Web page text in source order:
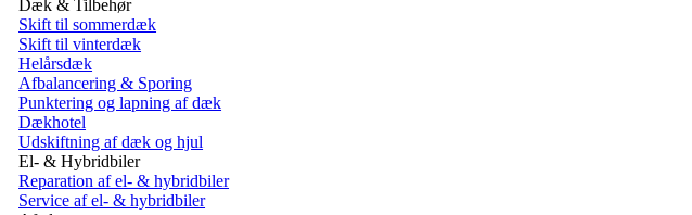
Dæk & Tilbehør
Skift til sommerdæk
Skift til vinterdæk
Helårsdæk
Afbalancering & Sporing
Punktering og lapning af dæk
Dækhotel
Udskiftning af dæk og hjul
El- & Hybridbiler
Reparation af el- & hybridbiler
Service af el- & hybridbiler